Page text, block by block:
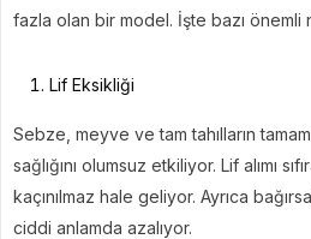
fazla olan bir model. İşte bazı önemli
Lif Eksikliği
Sebze, meyve ve tam tahılların
sağlığını olumsuz etkiliyor. Lif alımı
kaçınılmaz hale geliyor. Ayrıca
ciddi anlamda azalıyor.